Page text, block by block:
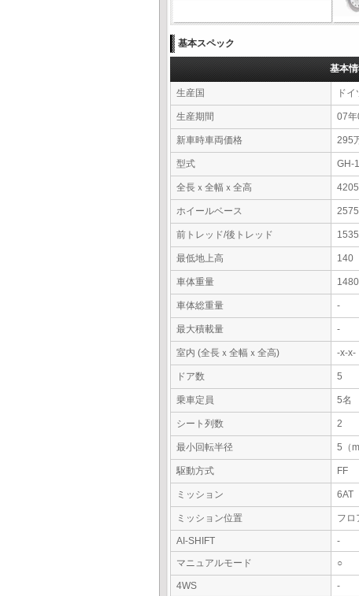
基本スペック
基本
生産国 ドイ
生産期間 07年
新車時車両価格 295
型式 GH-
全長ｘ全幅ｘ全高
ホイールベース 2575
前トレッド/後トレッド
最低地上高 140
車体重量 1480
車体総重量 -
最大積載量 -
室内 (全長ｘ全幅ｘ全高) -x-x-
ドア数 5
乗車定員 5名
シート列数 2
最小回転半径 5（m
駆動方式 FF
ミッション 6AT
ミッション位置 フロ
AI-SHIFT
-
マニュアルモード
○
4WS -